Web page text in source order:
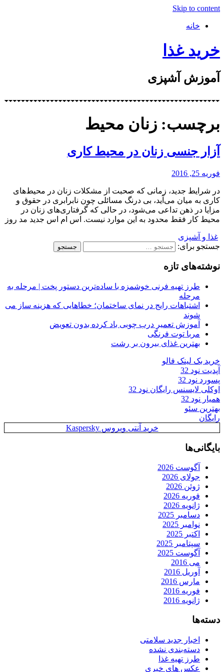
Skip to content
خانه
خرید غذا
آموزش آشپزی
برچسب: زنان محیط
آزار جنسی زنان در محیط کاری
فوریه 25, 2016
د‌‌ر شرایط جد‌‌ید‌‌، زمانی که صحبت از مشکلات زنان د‌‌ر محیط‌های
کاری به میان می‌آید‌‌، بی د‌‌رنگ مسائلی چون نابرابری د‌‌ر حقوق و
مزایا د‌‌ر ذهن تد‌‌اعی می‌شود‌‌، د‌‌ر حالی که گرفتاری‌های زنان د‌‌ر
محیط کار فقط محد‌‌ود‌‌ به این موارد‌‌ نیست. اس ام اس جدید مد روز
غذا و آشپزی
جستجو برای:
نوشته‌های تازه
طرز تهیه فرنی خوشمزه با ساده‌ترین دستور پخت | مرحله به
مرحله
اشتباهات رایج در نمای ساختمان؛ خطاهایی که هزینه ساز می
شوند
آموزش تعمیر درب چوبی باد کرده بدون تعویض
مربا توت فرنگی
بهترین غذای بیرون بر رشت
خرید بک لینک فالو
آپدیت نود 32
پسورد نود 32
اوکلی لایسنس رایگان نود 32
همیار نود 32
بهترین سئو
رایگان
خرید آنتی ویروس Kaspersky
بایگانی‌ها
آگوست 2026
جولای 2026
ژوئن 2026
فوریه 2026
ژانویه 2026
دسامبر 2025
نوامبر 2025
اکتبر 2025
سپتامبر 2025
آگوست 2025
می 2016
آوریل 2016
مارس 2016
فوریه 2016
ژانویه 2016
دسته‌ها
اخبار جدید سلامتی
دسته‌بندی نشده
طرز تهیه غذا
عکس های خبری